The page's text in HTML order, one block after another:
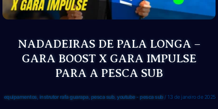
Paulo
Karate
NADADEIRAS DE PALA LONGA –
GARA BOOST X GARA IMPULSE
PARA A PESCA SUB
equipamentos, instrutor rafa guarapa, pesca sub,youtube - pesca sub / 13 de janeiro de 2025